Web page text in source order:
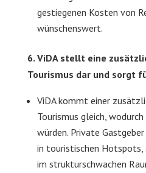
gestiegenen Kosten von
wünschenswert.
6. ViDA stellt eine
Tourismus dar und sorgt
ViDA kommt einer
Tourismus gleich,
würden. Private
in touristischen Hotspots,
im strukturschwachen